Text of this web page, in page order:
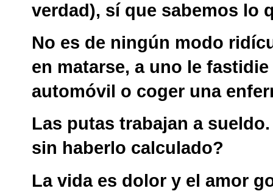
verdad), sí que sabemos lo
No es de ningún modo
en matarse, a uno le
automóvil o coger una
Las putas trabajan a
sin haberlo calculado?
La vida es dolor y el amor